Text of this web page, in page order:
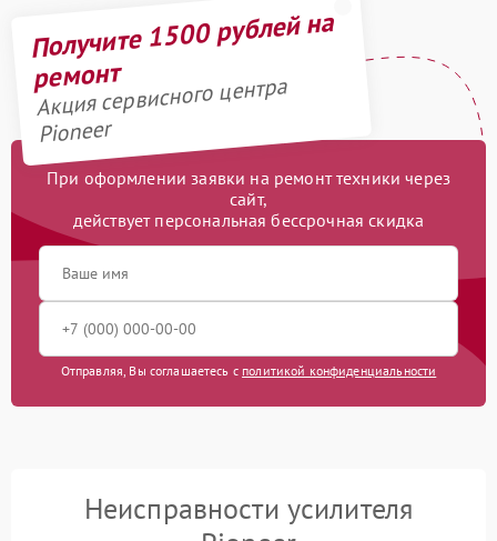
Получите 1500 рублей на
ремонт
Акция сервисного центра
Pioneer
При оформлении заявки на ремонт техники через
сайт,
действует персональная бессрочная скидка
Отправляя, Вы соглашаетесь с политикой конфиденциальности
Неисправности усилителя